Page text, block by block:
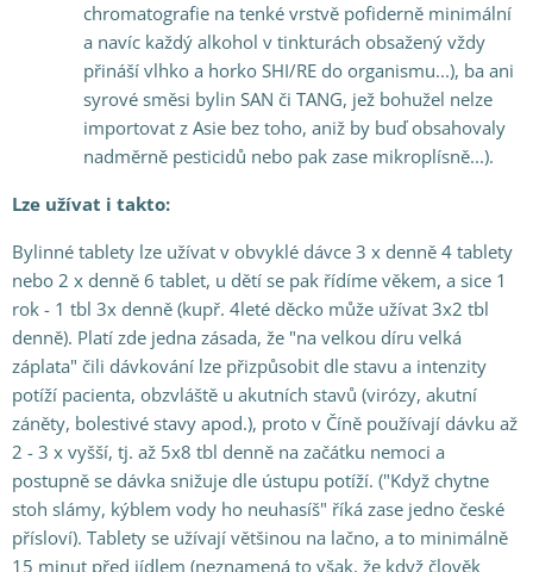
chromatografie na tenké vrstvě pofiderně minimální
a navíc každý alkohol v tinkturách obsažený vždy
přináší vlhko a horko SHI/RE do organismu...), ba ani
syrové směsi bylin SAN či TANG, jež bohužel nelze
importovat z Asie bez toho, aniž by buď obsahovaly
nadměrně pesticidů nebo pak zase mikroplísně...).
Lze užívat i takto:
Bylinné tablety lze užívat v obvyklé dávce 3 x denně 4 tablety
nebo 2 x denně 6 tablet, u dětí se pak řídíme věkem, a sice 1
rok - 1 tbl 3x denně (kupř. 4leté děcko může užívat 3x2 tbl
denně). Platí zde jedna zásada, že "na velkou díru velká
záplata" čili dávkování lze přizpůsobit dle stavu a intenzity
potíží pacienta, obzvláště u akutních stavů (virózy, akutní
záněty, bolestivé stavy apod.), proto v Číně používají dávku až
2 - 3 x vyšší, tj. až 5x8 tbl denně na začátku nemoci a
postupně se dávka snižuje dle ústupu potíží. ("Když chytne
stoh slámy, kýblem vody ho neuhasíš" říká zase jedno české
přísloví). Tablety se užívají většinou na lačno, a to minimálně
15 minut před jídlem (neznamená to však, že když člověk